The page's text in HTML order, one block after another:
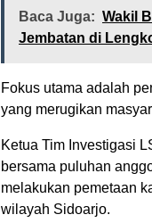
Baca Juga: Wakil
Jembatan di
Fokus utama adalah
yang merugikan
Ketua Tim Investigasi
bersama puluhan
melakukan pemetaan
wilayah Sidoarjo.